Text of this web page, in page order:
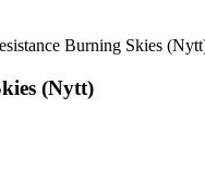
Burning Skies
(Nytt)